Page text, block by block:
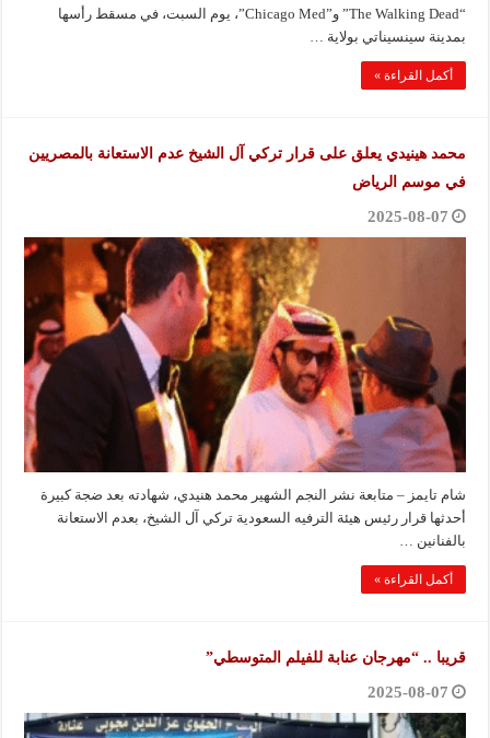
“The Walking Dead” و”Chicago Med”، يوم السبت، في مسقط رأسها
بمدينة سينسيناتي بولاية …
أكمل القراءة »
محمد هينيدي يعلق على قرار تركي آل الشيخ عدم الاستعانة بالمصريين
في موسم الرياض
2025-08-07
شام تايمز – متابعة نشر النجم الشهير محمد هنيدي، شهادته بعد ضجة كبيرة
أحدثها قرار رئيس هيئة الترفيه السعودية تركي آل الشيخ، بعدم الاستعانة
بالفنانين …
أكمل القراءة »
قريبا .. “مهرجان عنابة للفيلم المتوسطي”
2025-08-07